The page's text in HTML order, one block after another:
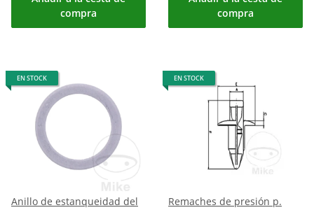
compra
compra
EN STOCK
Anillo de estanqueidad del
EN STOCK
Remaches de presión p.